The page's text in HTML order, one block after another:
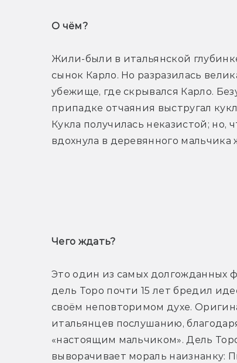
О чём?
Жили-были в итальянской
сынок Карло. Но разразилась
убежище, где скрывался Карло.
припадке отчаяния выстругал
Кукла получилась неказистой; но,
вдохнула в деревянного
Чего ждать?
Это один из самых долгожданных
дель Торо почти 15 лет бредил
своём неповторимом духе.
итальянцев послушанию,
«настоящим мальчиком». Дель
выворачивает мораль наизнанку: